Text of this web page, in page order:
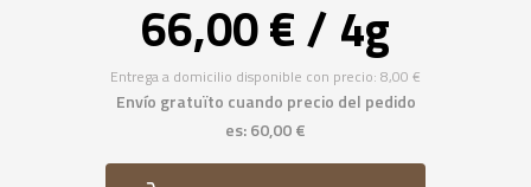
66,00 € / 4g
Entrega a domicilio disponible con precio: 8,00 €
Envío gratuïto cuando precio del pedido
es: 60,00 €